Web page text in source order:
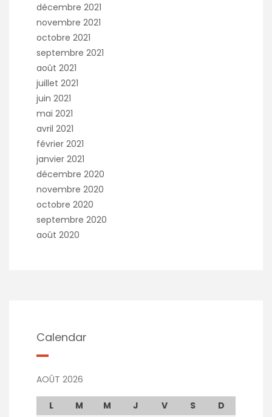
décembre 2021
novembre 2021
octobre 2021
septembre 2021
août 2021
juillet 2021
juin 2021
mai 2021
avril 2021
février 2021
janvier 2021
décembre 2020
novembre 2020
octobre 2020
septembre 2020
août 2020
Calendar
AOÛT 2026
L M M J V S
D